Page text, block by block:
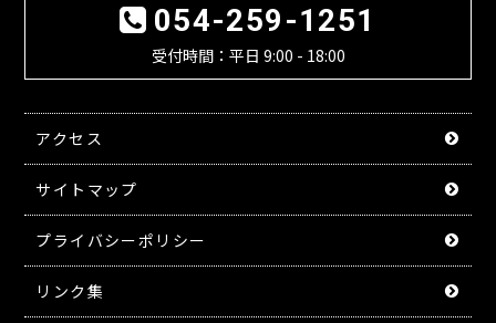
054-259-1251
受付時間：平日 9:00 - 18:00
アクセス
サイトマップ
プライバシーポリシー
リンク集